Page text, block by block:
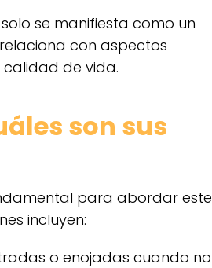
se manifiesta como un
con aspectos
calidad de vida.
son sus
para abordar este
incluyen:
o enojadas cuando no